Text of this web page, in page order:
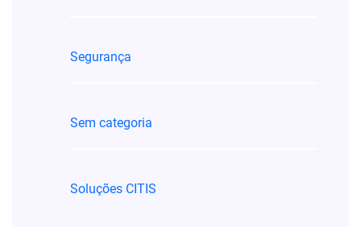
Segurança
Sem categoria
Soluções CITIS